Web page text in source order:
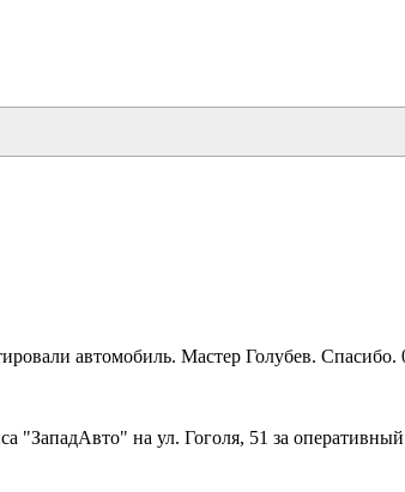
автомобиль. Мастер Голубев.
"ЗападАвто" на ул. Гоголя, 51 за